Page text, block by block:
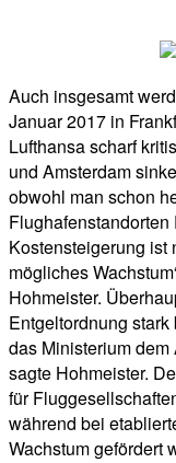
Auch insgesamt
Januar 2017 in
Lufthansa scharf
und Amsterdam
obwohl man schon
Kostensteigerung ist
mögliches
Hohmeister.
Entgeltordnung
das Ministerium dem
sagte Hohmeister.
für
während bei
Wachstum gefördert